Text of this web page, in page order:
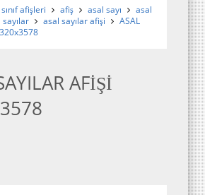
afişleri afiş asal sayı
asal
asal sayılar afişi
ASAL
AFİŞİ